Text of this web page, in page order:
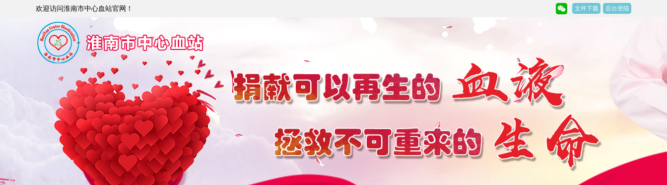
欢迎访问淮南市中心血站官网！ 文件下载 后台登陆